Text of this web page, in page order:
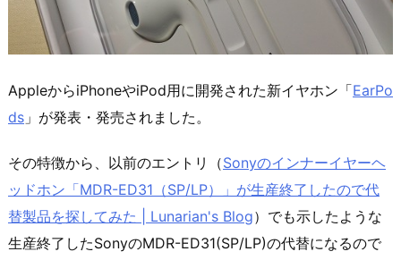
AppleからiPhoneやiPod用に開発された新イヤホン「EarPo
ds 」が発表・発売されました。
その特徴から、以前のエントリ（Sonyのインナーイヤーヘ
ッドホン「MDR-ED31（SP/LP）」が生産終了したので代
替製品を探してみた | Lunarian's Blog）でも示したような
生産終了したSonyのMDR-ED31(SP/LP)の代替になるので